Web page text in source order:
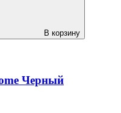
В корзину
Черный